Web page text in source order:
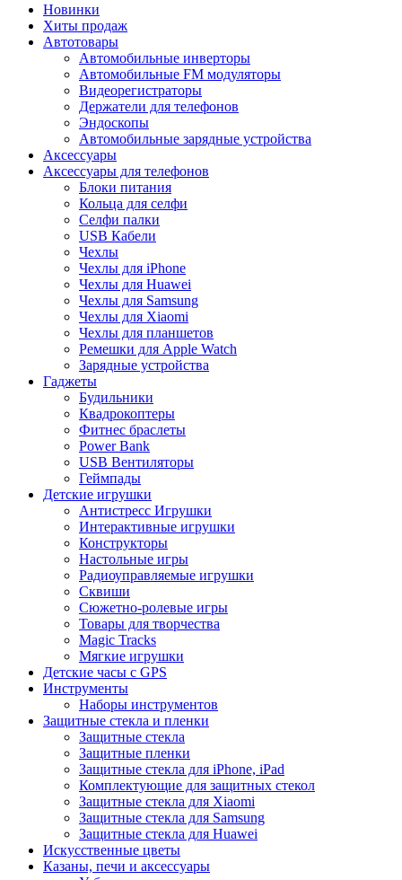
Новинки
Хиты продаж
Автотовары
Автомобильные инверторы
Автомобильные FM модуляторы
Видеорегистраторы
Держатели для телефонов
Эндоскопы
Автомобильные зарядные устройства
Аксессуары
Аксессуары для телефонов
Блоки питания
Кольца для селфи
Селфи палки
USB Кабели
Чехлы
Чехлы для iPhone
Чехлы для Huawei
Чехлы для Samsung
Чехлы для Xiaomi
Чехлы для планшетов
Ремешки для Apple Watch
Зарядные устройства
Гаджеты
Будильники
Квадрокоптеры
Фитнес браслеты
Power Bank
USB Вентиляторы
Геймпады
Детские игрушки
Антистресс Игрушки
Интерактивные игрушки
Конструкторы
Настольные игры
Радиоуправляемые игрушки
Сквиши
Сюжетно-ролевые игры
Товары для творчества
Magic Tracks
Мягкие игрушки
Детские часы с GPS
Инструменты
Наборы инструментов
Защитные стекла и пленки
Защитные стекла
Защитные пленки
Защитные стекла для iPhone, iPad
Комплектующие для защитных стекол
Защитные стекла для Xiaomi
Защитные стекла для Samsung
Защитные стекла для Huawei
Искусственные цветы
Казаны, печи и аксессуары